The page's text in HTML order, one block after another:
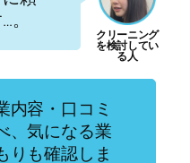
内容・口コミ
、気になる業
りも確認しま